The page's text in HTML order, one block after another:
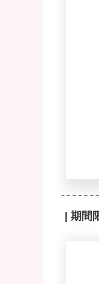
| 期間